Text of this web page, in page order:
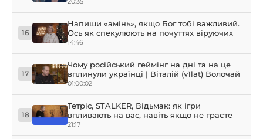
16
Напиши «амінь», якщо Бог тобі важливий.
Ось як спекулюють на почуттях віруючих
14:46
17
Чому російський геймінг на дні та на це
вплинули українці | Віталій (v1lat) Волочай
01:00:02
18
Тетріс, STALKER, Відьмак: як ігри
впливають на вас, навіть якщо не граєте
21:17